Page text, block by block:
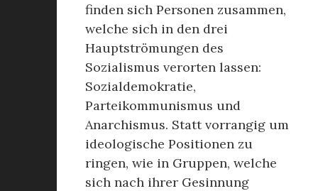
finden sich Personen zusammen,
welche sich in den drei
Hauptströmungen des
Sozialismus verorten lassen:
Sozialdemokratie,
Parteikommunismus und
Anarchismus. Statt vorrangig um
ideologische Positionen zu
ringen, wie in Gruppen, welche
sich nach ihrer Gesinnung